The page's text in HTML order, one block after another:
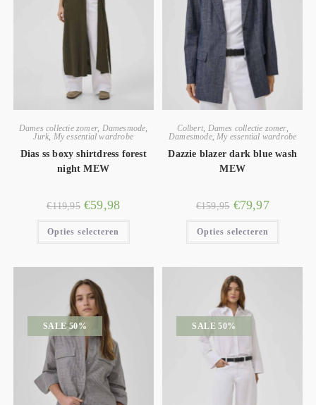
Dames collectie zomer, Damesmode,
Jurk, My essential wardrobe
Dias ss boxy shirtdress forest
night MEW
€119,95 €59,98
Opties selecteren
Colbert, Dames collectie zomer,
Damesmode,My essential wardrobe
Dazzie blazer dark blue wash
MEW
€159,95 €79,97
Opties selecteren
SALE 50% SALE 50%